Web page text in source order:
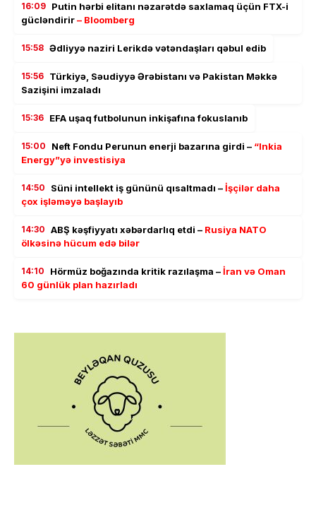
16:09 Putin hərbi elitanı nəzarətdə saxlamaq üçün FTX-i
gücləndirir– Bloomberg
15:58 Ədliyyə naziri Lerikdə vətəndaşları qəbul edib
15:56 Türkiyə, Səudiyyə Ərəbistanı və Pakistan Məkkə
Sazişini imzaladı
15:36 EFA uşaq futbolunun inkişafına fokuslanıb
15:00 Neft Fondu Perunun enerji bazarına girdi – “Inkia
Energy”yə investisiya
14:50 Süni intellekt iş gününü qısaltmadı –İşçilər daha
çox işləməyə başlayıb
14:30 ABŞ kəşfiyyatı xəbərdarlıq etdi – Rusiya NATO
ölkəsinə hücum edə bilər
14:10 Hörmüz boğazında kritik razılaşma –İran və Oman
60 günlük plan hazırladı